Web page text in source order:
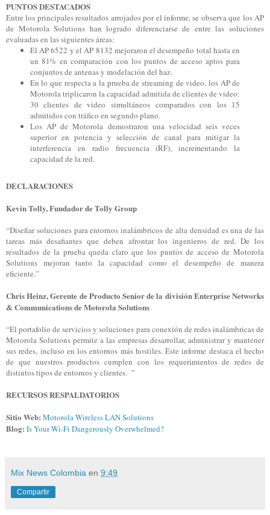
PUNTOS DESTACADOS
Entre los principales resultados arrojados por el informe, se observa que los AP
de Motorola Solutions han logrado diferenciarse de entre las soluciones
evaluadas en las siguientes áreas:
El AP 6522 y el AP 8132 mejoraron el desempeño total hasta en
un 81% en comparación con los puntos de acceso aptos para
conjuntos de antenas y modelación del haz.
En lo que respecta a la prueba de streaming de video, los AP de
Motorola triplicaron la capacidad admitida de clientes de video:
30 clientes de video simultáneos comparados con los 15
admitidos con tráfico en segundo plano.
Los AP de Motorola demostraron una velocidad seis veces
superior en potencia y selección de canal para mitigar la
interferencia en radio frecuencia (RF), incrementando la
capacidad de la red.
DECLARACIONES
Kevin Tolly, Fundador de Tolly Group
“Diseñar soluciones para entornos inalámbricos de alta densidad es una de las
tareas más desafiantes que deben afrontar los ingenieros de red. De los
resultados de la prueba queda claro que los puntos de acceso de Motorola
Solutions mejoran tanto la capacidad como el desempeño de manera
eficiente.”
Chris Heinz, Gerente de Producto Senior de la división Enterprise Networks
& Communications de Motorola Solutions
“El portafolio de servicios y soluciones para conexión de redes inalámbricas de
Motorola Solutions permite a las empresas desarrollar, administrar y mantener
sus redes, incluso en los entornos más hostiles. Este informe destaca el hecho
de que nuestros productos cumplen con los requerimientos de redes de
distintos tipos de entornos y clientes. ”
RECURSOS RESPALDATORIOS
Sitio Web: Motorola Wireless LAN Solutions
Blog: Is Your Wi-Fi Dangerously Overwhelmed?
Mix News Colombia en 9:49
Compartir